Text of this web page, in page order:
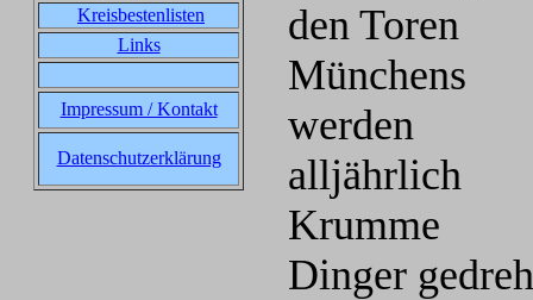
Kreisbestenlisten
Links
Impressum / Kontakt
Datenschutzerklärung
den Toren
Münchens
werden
alljährlich
Krumme
Dinger